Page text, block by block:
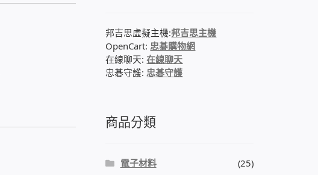
邦吉思虛擬主機:邦吉思主機
OpenCart: 忠碁購物網
在線聊天:在線聊天
忠碁守護: 忠碁守護
商品分類
電子材料
(25)